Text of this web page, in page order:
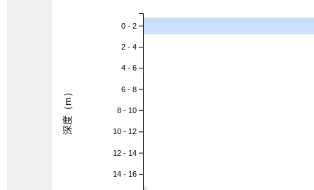
0 - 2
2 - 4
4 - 6
6 - 8
8 - 10
10 - 12
12 - 14
14 - 16
深度（m）